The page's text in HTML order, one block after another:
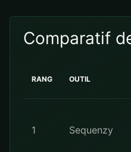
Comparatif
RANG OUTIL
1 Sequenzy